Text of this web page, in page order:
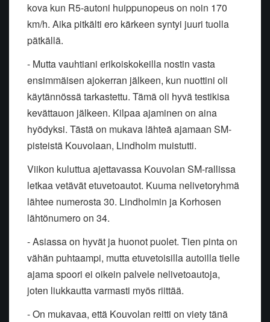
kova kun R5-autoni huippunopeus on noin 170
km/h. Aika pitkälti ero kärkeen syntyi juuri tuolla
pätkällä.
- Mutta vauhtiani erikoiskokeilla nostin vasta
ensimmäisen ajokerran jälkeen, kun nuottini oli
käytännössä tarkastettu. Tämä oli hyvä testikisa
kevättauon jälkeen. Kilpaa ajaminen on aina
hyödyksi. Tästä on mukava lähteä ajamaan SM-
pisteistä Kouvolaan, Lindholm muistutti.
Viikon kuluttua ajettavassa Kouvolan SM-rallissa
letkaa vetävät etuvetoautot. Kuuma nelivetoryhmä
lähtee numerosta 30. Lindholmin ja Korhosen
lähtönumero on 34.
- Asiassa on hyvät ja huonot puolet. Tien pinta on
vähän puhtaampi, mutta etuvetoisilla autoilla tielle
ajama spoori ei oikein palvele nelivetoautoja,
joten liukkautta varmasti myös riittää.
- On mukavaa, että Kouvolan reitti on viety tänä